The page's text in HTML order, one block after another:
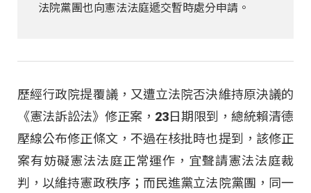
法院黨團也向憲法法庭遞交暫時處分申請。
歷經行政院提覆議，又遭立法院否決維持原決議的
《憲法訴訟法》修正案，23日期限到，總統賴清德
壓線公布修正條文，不過在核批時也提到，該修正
案有妨礙憲法法庭正常運作，宜聲請憲法法庭裁
判，以維持憲政秩序；而民進黨立法院黨團，同一